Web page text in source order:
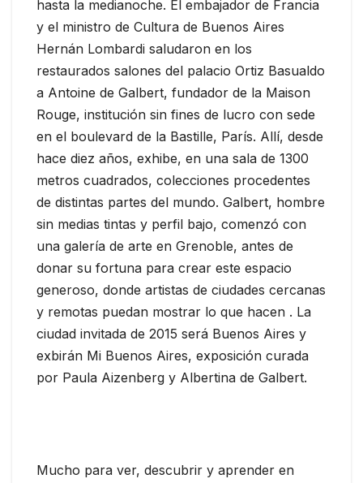
hasta la medianoche. El embajador de Francia
y el ministro de Cultura de Buenos Aires
Hernán Lombardi saludaron en los
restaurados salones del palacio Ortiz Basualdo
a Antoine de Galbert, fundador de la Maison
Rouge, institución sin fines de lucro con sede
en el boulevard de la Bastille, París. Allí, desde
hace diez años, exhibe, en una sala de 1300
metros cuadrados, colecciones procedentes
de distintas partes del mundo. Galbert, hombre
sin medias tintas y perfil bajo, comenzó con
una galería de arte en Grenoble, antes de
donar su fortuna para crear este espacio
generoso, donde artistas de ciudades cercanas
y remotas puedan mostrar lo que hacen . La
ciudad invitada de 2015 será Buenos Aires y
exbirán Mi Buenos Aires, exposición curada
por Paula Aizenberg y Albertina de Galbert.
Mucho para ver, descubrir y aprender en